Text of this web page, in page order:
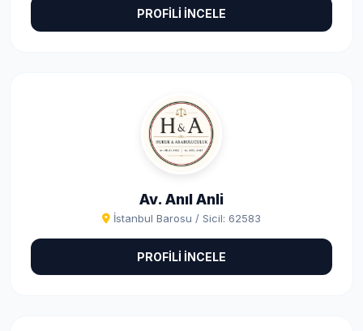
PROFİLİ İNCELE
Av. Anıl Anli
İstanbul Barosu / Sicil: 62583
PROFİLİ İNCELE